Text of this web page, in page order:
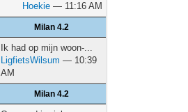
Hoekie — 11:16 AM
Milan 4.2
Ik had op mijn woon-...
LigfietsWilsum — 10:39
AM
Milan 4.2